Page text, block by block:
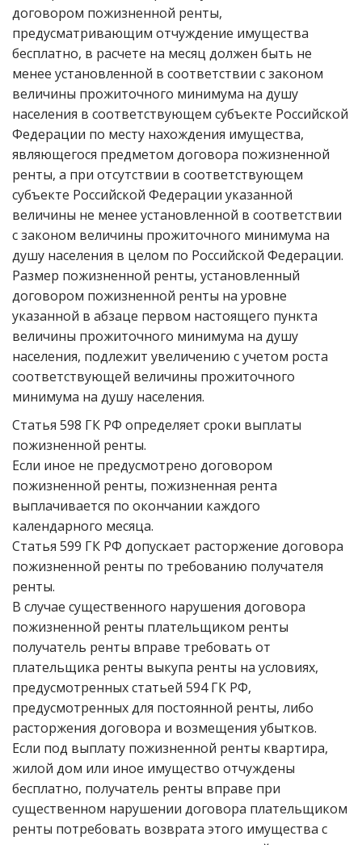
договором пожизненной ренты,
предусматривающим отчуждение имущества
бесплатно, в расчете на месяц должен быть не
менее установленной в соответствии с законом
величины прожиточного минимума на душу
населения в соответствующем субъекте Российской
Федерации по месту нахождения имущества,
являющегося предметом договора пожизненной
ренты, а при отсутствии в соответствующем
субъекте Российской Федерации указанной
величины не менее установленной в соответствии
с законом величины прожиточного минимума на
душу населения в целом по Российской Федерации.
Размер пожизненной ренты, установленный
договором пожизненной ренты на уровне
указанной в абзаце первом настоящего пункта
величины прожиточного минимума на душу
населения, подлежит увеличению с учетом роста
соответствующей величины прожиточного
минимума на душу населения.
Статья 598 ГК РФ определяет сроки выплаты
пожизненной ренты.
Если иное не предусмотрено договором
пожизненной ренты, пожизненная рента
выплачивается по окончании каждого
календарного месяца.
Статья 599 ГК РФ допускает расторжение договора
пожизненной ренты по требованию получателя
ренты.
В случае существенного нарушения договора
пожизненной ренты плательщиком ренты
получатель ренты вправе требовать от
плательщика ренты выкупа ренты на условиях,
предусмотренных статьей 594 ГК РФ,
предусмотренных для постоянной ренты, либо
расторжения договора и возмещения убытков.
Если под выплату пожизненной ренты квартира,
жилой дом или иное имущество отчуждены
бесплатно, получатель ренты вправе при
существенном нарушении договора плательщиком
ренты потребовать возврата этого имущества с